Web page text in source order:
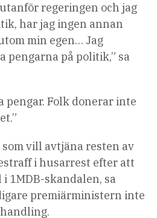
regeringen och jag
har jag ingen annan
min egen… Jag
pengarna på politik,” sa
pengar. Folk donerar inte
vill avtjäna resten av
i husarrest efter att
1MDB-skandalen, sa
premiärministern inte